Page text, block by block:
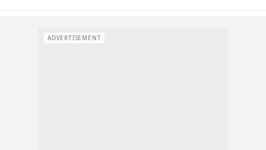
ADVERTISEMENT